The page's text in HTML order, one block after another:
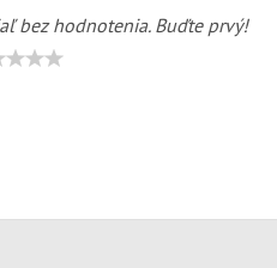
bez hodnotenia. Buďte prvý!